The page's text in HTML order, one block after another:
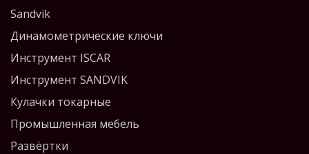
Sandvik
Динамометрические ключи
Инструмент ISCAR
Инструмент SANDVIK
Кулачки токарные
Промышленная мебель
Развёртки